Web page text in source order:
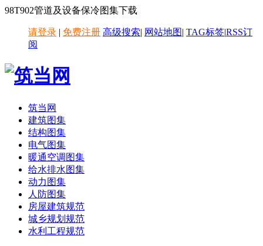
98T902管道及设备保冷图集下载
请登录 | 免费注册 高级搜索| 网站地图| TAG标签|RSS订
阅
筑当网
建筑图集
结构图集
电气图集
暖通空调图集
给水排水图集
动力图集
人防图集
房屋建筑规范
城乡规划规范
水利工程规范